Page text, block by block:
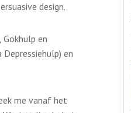
design.
en
en
me vanaf het